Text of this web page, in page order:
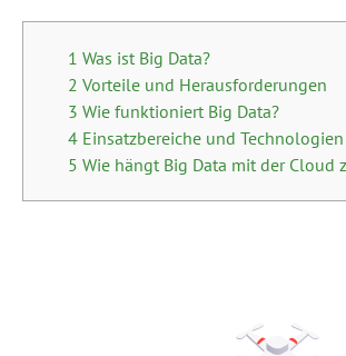
1 Was ist Big Data?
2 Vorteile und Herausforderungen
3 Wie funktioniert Big Data?
4 Einsatzbereiche und
5 Wie hängt Big Data mit der Cloud